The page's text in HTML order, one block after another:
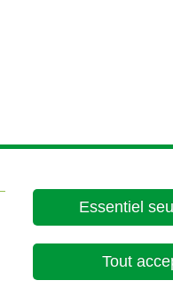
Essentiel
Tout